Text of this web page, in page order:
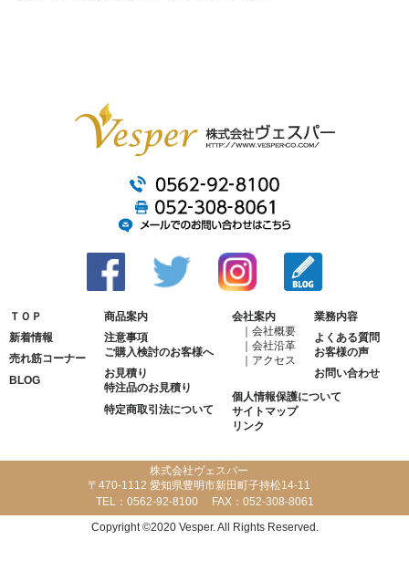
ＴＯＰ
新着情報
売れ筋コーナー
BLOG
商品案内
注意事項
ご購入検討のお客様へ
お見積り
特注品のお見積り
特定商取引法について
会社案内
会社概要
会社沿革
アクセス
業務内容
よくある質問
お客様の声
お問い合わせ
個人情報保護について
サイトマップ
リンク
株式会社ヴェスパー
〒470-1112 愛知県豊明市新田町子持松14-11
TEL： 0562-92-8100 FAX： 052-308-8061
Copyright ©2020 Vesper. All Rights Reserved.